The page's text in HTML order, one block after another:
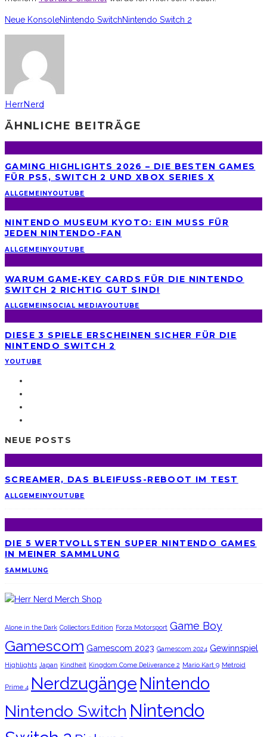
Neue KonsoleNintendo SwitchNintendo Switch 2
HerrNerd
ÄHNLICHE BEITRÄGE
GAMING HIGHLIGHTS 2026 – DIE BESTEN GAMES
FÜR PS5, SWITCH 2 UND XBOX SERIES X
ALLGEMEINYOUTUBE
NINTENDO MUSEUM KYOTO: EIN MUSS FÜR
JEDEN NINTENDO-FAN
ALLGEMEINYOUTUBE
WARUM GAME-KEY CARDS FÜR DIE NINTENDO
SWITCH 2 RICHTIG GUT SIND!
ALLGEMEIN SOCIAL MEDIAYOUTUBE
DIESE 3 SPIELE ERSCHEINEN SICHER FÜR DIE
NINTENDO SWITCH 2
YOUTUBE
NEUE POSTS
SCREAMER, DAS BLEIFUSS-REBOOT IM TEST
ALLGEMEINYOUTUBE
DIE 5 WERTVOLLSTEN SUPER NINTENDO GAMES
IN MEINER SAMMLUNG
SAMMLUNG
Alone in the Dark Collectors Edition Forza Motorsport Game Boy
Gamescom Gamescom 2023 Gamescom 2024 Gewinnspiel
Highlights Japan Kindheit Kingdom Come Deliverance 2 Mario Kart 9 Metroid
Prime 4 Nerdzugänge Nintendo
Nintendo Switch Nintendo